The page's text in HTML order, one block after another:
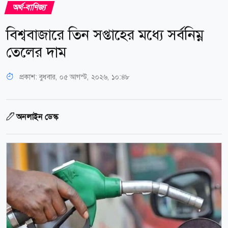
অর্থ-বাণিজ্য
বিশ্ববাজারে তিন সপ্তাহের মধ্যে সর্বনিম্ন
তেলের দাম
প্রকাশ:বুধবার, ০৫ আগস্ট, ২০২৬, ১০:৪৮
অনলাইন ডেস্ক